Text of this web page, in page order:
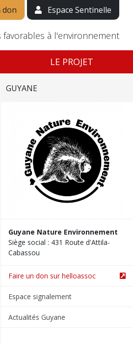
don Espace Sentinelle
favorables à l'environnement
LE PROJET
GUYANE
Guyane Nature Environnement
Siège social : 431 Route d'Attila-
Cabassou
Faire un don sur helloassoc
Espace signalement
Actualités Guyane